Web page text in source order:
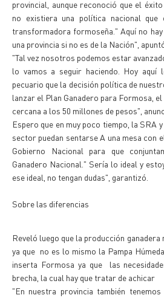
provincial, aunque reconoció que el
no existiera una política nacional que
transformadora formoseña." Aquí no
una provincia si no es de la Nación",
"Tal vez nosotros podemos estar
lo vamos a seguir haciendo. Hoy
pecuario que la decisión política de
lanzar el Plan Ganadero para Formosa,
cercana a los 50 millones de pesos",
Espero que en muy poco tiempo, la SRA
sector puedan sentarse A una mesa con
Gobierno Nacional para que
Ganadero Nacional." Sería lo ideal y
ese ideal, no tengan dudas", garantizó.
Sobre las diferencias
Reveló luego que la producción
ya que no es lo mismo la Pampa
inserta Formosa ya que las
brecha, la cual hay que tratar de achicar
"En nuestra provincia también